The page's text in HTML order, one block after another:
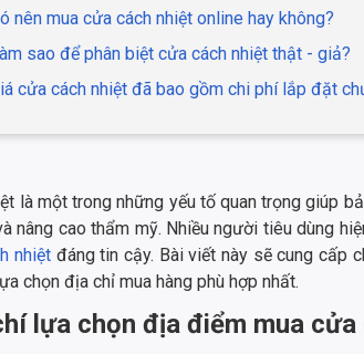
nên mua cửa cách nhiệt online hay không?
sao để phân biệt cửa cách nhiệt thật - giả?
cửa cách nhiệt đã bao gồm chi phí lắp đặt
là một trong những yếu tố quan trọng giúp
nâng cao thẩm mỹ. Nhiều người tiêu dùng
nhiệtđáng tin cậy. Bài viết này sẽ cung cấp
chọn địa chỉ mua hàng phù hợp nhất.
lựa chọn địa điểm mua